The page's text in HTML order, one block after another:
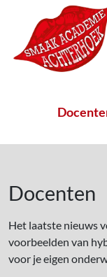
Ga naar de inhoud
Hoofdnavigatie
Docenten
Het laatste nieuws
voorbeelden van
voor je eigen